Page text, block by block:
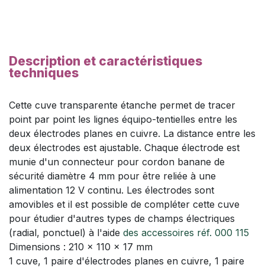
Description et caractéristiques
techniques
Cette cuve transparente étanche permet de tracer
point par point les lignes équipo-tentielles entre les
deux électrodes planes en cuivre. La distance entre les
deux électrodes est ajustable. Chaque électrode est
munie d'un connecteur pour cordon banane de
sécurité diamètre 4 mm pour être reliée à une
alimentation 12 V continu. Les électrodes sont
amovibles et il est possible de compléter cette cuve
pour étudier d'autres types de champs électriques
(radial, ponctuel) à l'aide des accessoires réf. 000 115
Dimensions : 210 x 110 x 17 mm
1 cuve, 1 paire d'électrodes planes en cuivre, 1 paire